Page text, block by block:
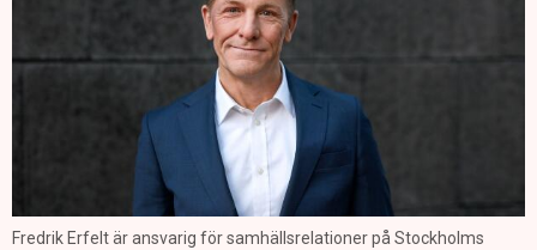
Fredrik Erfelt är ansvarig för samhällsrelationer på Stockholms